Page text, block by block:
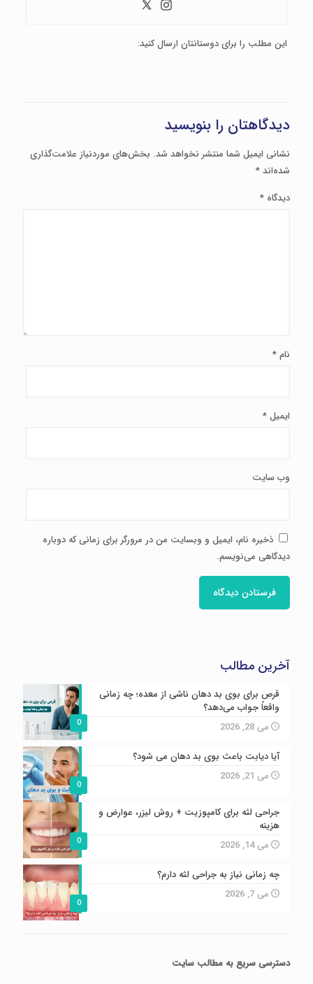
این مطلب را برای دوستانتان ارسال کنید:
دیدگاهتان را بنویسید
نشانی ایمیل شما منتشر نخواهد شد. بخش‌های موردنیاز علامت‌گذاری
شده‌اند*
دیدگاه *
نام*
ایمیل*
وب‌ سایت
ذخیره نام، ایمیل و وبسایت من در مرورگر برای زمانی که دوباره
دیدگاهی می‌نویسم.
آخرین مطالب
0
قرص برای بوی بد دهان ناشی از معده؛ چه زمانی
واقعاً جواب می‌دهد؟
می 28, 2026
0
آیا دیابت باعث بوی بد دهان می شود؟
می 21, 2026
0
جراحی لثه برای کامپوزیت + روش لیزر، عوارض و
هزینه
می 14, 2026
0
چه زمانی نیاز به جراحی لثه دارم؟
می 7, 2026
دسترسی سریعبه مطالب سایت